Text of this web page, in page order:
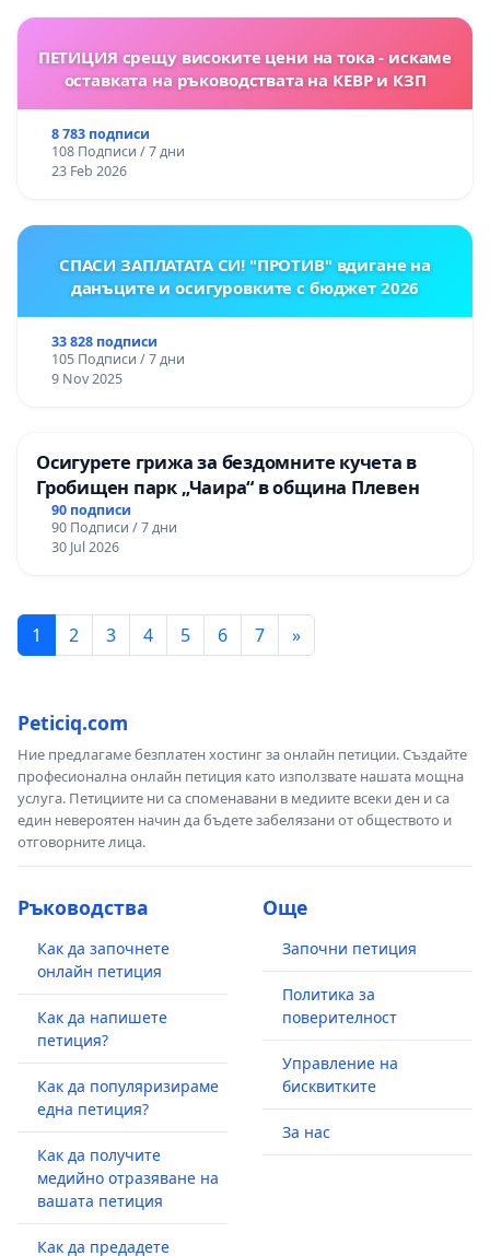
ПЕТИЦИЯ срещу високите цени на тока - искаме
оставката на ръководствата на КЕВР и КЗП
8 783 подписи
108 Подписи / 7 дни
23 Feb 2026
СПАСИ ЗАПЛАТАТА СИ! "ПРОТИВ" вдигане на
данъците и осигуровките с бюджет 2026
33 828 подписи
105 Подписи / 7 дни
9 Nov 2025
Осигурете грижа за бездомните кучета в
Гробищен парк „Чаира“ в община Плевен
90 подписи
90 Подписи / 7 дни
30 Jul 2026
1 2 3 4 5 6 7 »
Peticiq.com
Ние предлагаме безплатен хостинг за онлайн петиции. Създайте
професионална онлайн петиция като използвате нашата мощна
услуга. Петициите ни са споменавани в медиите всеки ден и са
един невероятен начин да бъдете забелязани от обществото и
отговорните лица.
Ръководства
Как да започнете
онлайн петиция
Как да напишете
петиция?
Как да популяризираме
една петиция?
Как да получите
медийно отразяване на
вашата петиция
Как да предадете
Още
Започни петиция
Политика за
поверителност
Управление на
бисквитките
За нас